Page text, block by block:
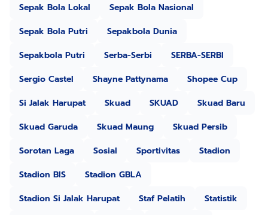
Sepak Bola Lokal
Sepak Bola Nasional
Sepak Bola Putri
Sepakbola Dunia
Sepakbola Putri
Serba-Serbi
SERBA-SERBI
Sergio Castel
Shayne Pattynama
Shopee Cup
Si Jalak Harupat
Skuad SKUAD
Skuad Baru
Skuad Garuda
Skuad Maung
Skuad Persib
Sorotan Laga
Sosial Sportivitas
Stadion
Stadion BIS
Stadion GBLA
Stadion Si Jalak Harupat
Staf Pelatih
Statistik